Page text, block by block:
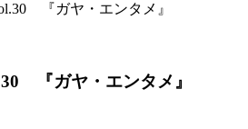
『ガヤ・エンタメ』
『ガヤ・エンタメ』